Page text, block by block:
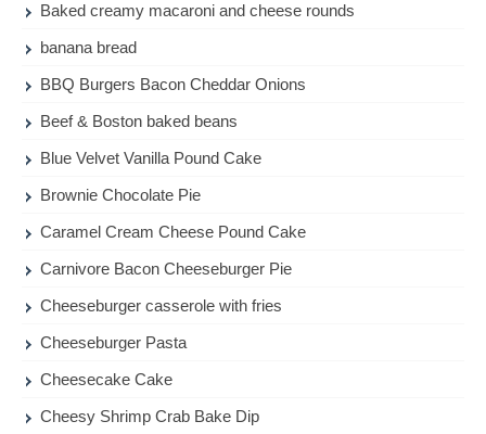
Baked creamy macaroni and cheese rounds
banana bread
BBQ Burgers Bacon Cheddar Onions
Beef & Boston baked beans
Blue Velvet Vanilla Pound Cake
Brownie Chocolate Pie
Caramel Cream Cheese Pound Cake
Carnivore Bacon Cheeseburger Pie
Cheeseburger casserole with fries
Cheeseburger Pasta
Cheesecake Cake
Cheesy Shrimp Crab Bake Dip